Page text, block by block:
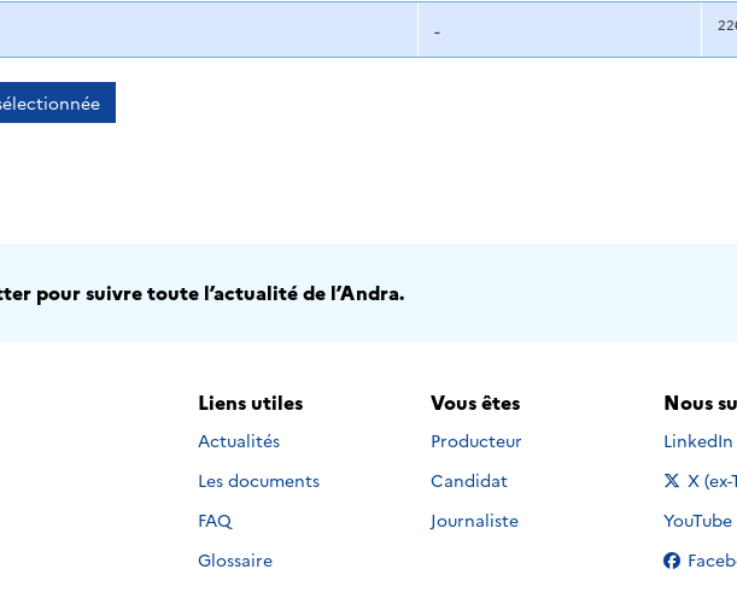
-
pour suivre toute l’actualité de l’Andra.
Liens utiles
Actualités
Les documents
FAQ
Glossaire
Vous êtes
Producteur
Candidat
Journaliste
Nous
Nous
LinkedIn
Nous
X
Nous
YouTube
Nous